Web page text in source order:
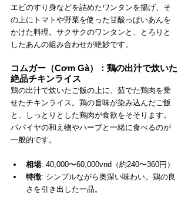
エビのすり身などを詰めたワンタンを揚げ、そ
の上にトマトや野菜を使った甘酸っぱいあんを
かけた料理。サクサクのワンタンと、とろりと
したあんの組み合わせが絶妙です。
コムガー（Cơm Gà）：鶏の出汁で炊いた
絶品チキンライス
鶏の出汁で炊いたご飯の上に、茹でた鶏肉を乗
せたチキンライス。鶏の旨味が染み込んだご飯
と、しっとりとした鶏肉が食欲をそそります。
パパイヤの和え物やハーブと一緒に食べるのが
一般的です。
相場: 40,000〜60,000vnd（約240〜360円）
特徴: シンプルながら奥深い味わい。鶏の良
さを引き出した一品。